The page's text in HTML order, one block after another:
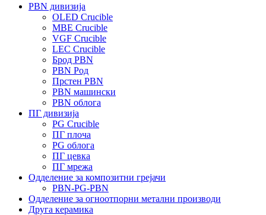
PBN дивизија
OLED Crucible
MBE Crucible
VGF Crucible
LEC Crucible
Брод PBN
PBN Род
Прстен PBN
PBN машински
PBN облога
ПГ дивизија
PG Crucible
ПГ плоча
PG облога
ПГ цевка
ПГ мрежа
Одделение за композитни грејачи
PBN-PG-PBN
Одделение за огноотпорни метални производи
Друга керамика